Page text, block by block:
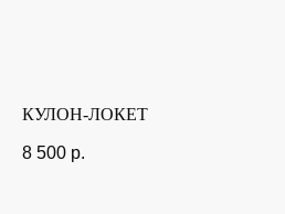
КУЛОН-ЛОКЕТ
8 500 р.